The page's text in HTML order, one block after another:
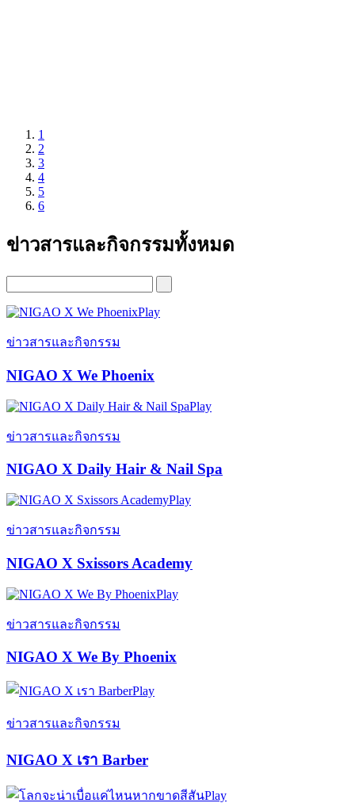
1
2
3
4
5
6
ข่าวสารและกิจกรรมทั้งหมด
Play
ข่าวสารและกิจกรรม
NIGAO X We Phoenix
Play
ข่าวสารและกิจกรรม
NIGAO X Daily Hair & Nail Spa
Play
ข่าวสารและกิจกรรม
NIGAO X Sxissors Academy
Play
ข่าวสารและกิจกรรม
NIGAO X We By Phoenix
Play
ข่าวสารและกิจกรรม
NIGAO X เรา Barber
Play